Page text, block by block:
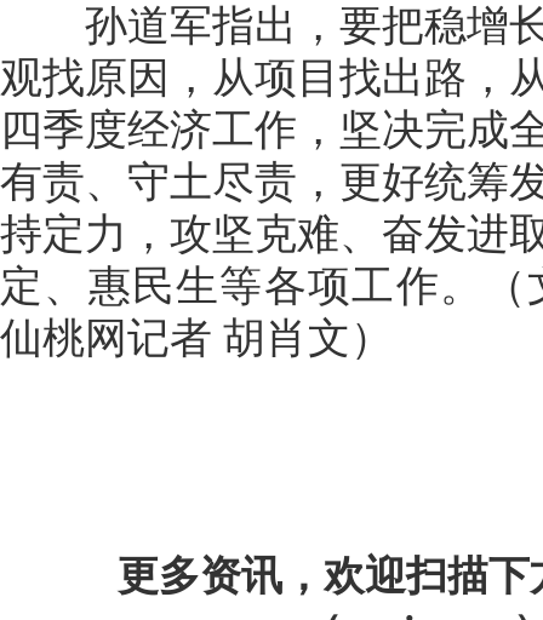
孙道军指出，要把稳增长
观找原因，从项目找出路，
四季度经济工作，坚决完成
有责、守土尽责，更好统筹
持定力，攻坚克难、奋发进
定、惠民生等各项工作。
仙桃网记者 胡肖文）
更多资讯，欢迎扫描